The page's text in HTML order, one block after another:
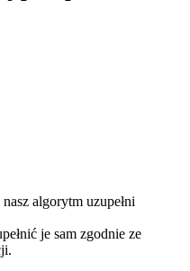
algorytm uzupełni
je sam zgodnie ze